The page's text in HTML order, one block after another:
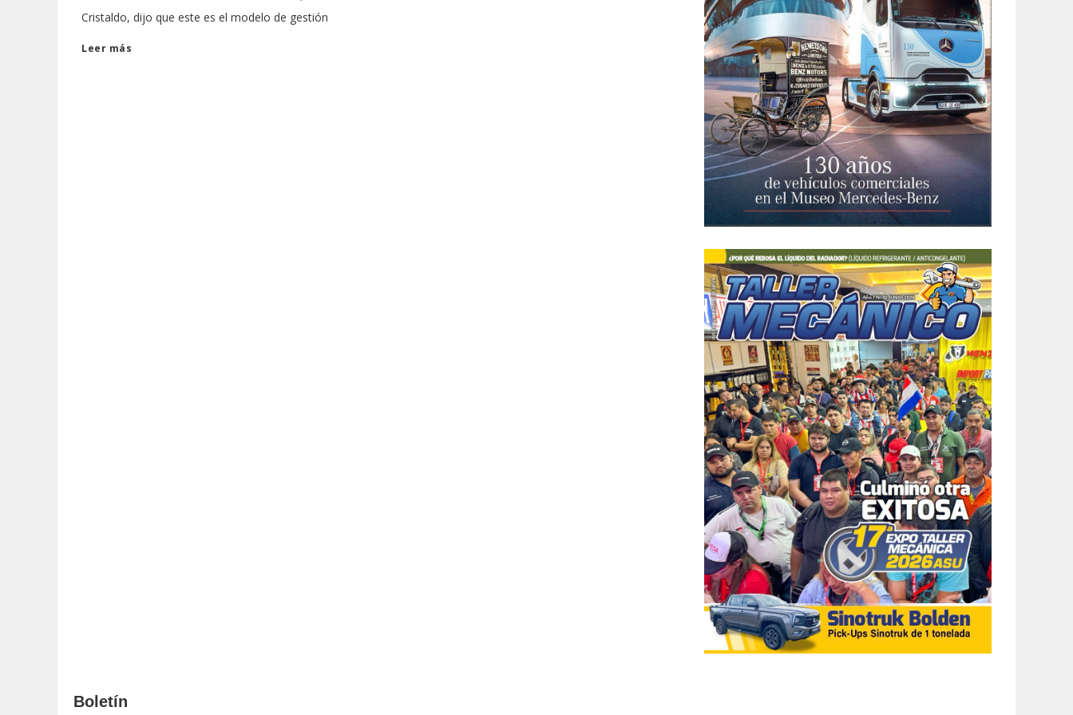
Cristaldo, dijo que este es el modelo de gestión
Leer más
Boletín